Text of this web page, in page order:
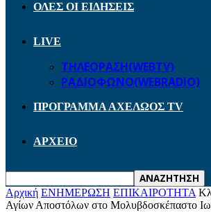
ΟΛΕΣ ΟΙ ΕΙΔΗΣΕΙΣ
LIVE
ΤΗΛΕΟΡΑΣΗ(WEBTV)
ΡΑΔΙΟΦΩΝΟ(WEBRADIO)
ΠΡΟΓΡΑΜΜΑ ΑΧΕΛΩΟΣ TV
ΑΡΧΕΙΟ
Αρχική ΕΝΗΜΕΡΩΣΗ ΕΠΙΚΑΙΡΟΤΗΤΑ
Αγίων Αποστόλων στο Μολυβδοσκέπαστο